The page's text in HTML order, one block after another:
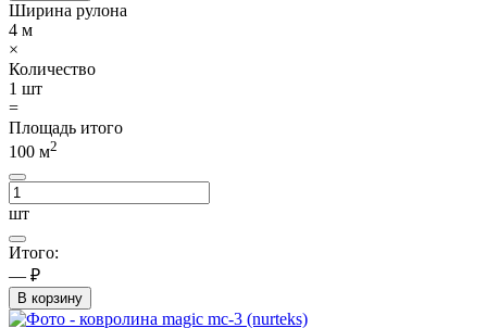
Ширина рулона
4 м
×
Количество
1 шт
=
Площадь итого
100 м2
шт
Итого:
— ₽
В корзину